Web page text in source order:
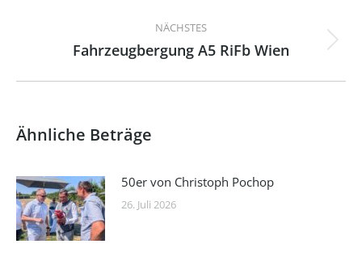
NÄCHSTES
Nächster
Fahrzeugbergung A5 RiFb Wien
Ähnliche Beträge
50er von Christoph Pochop
26. Juli 2026